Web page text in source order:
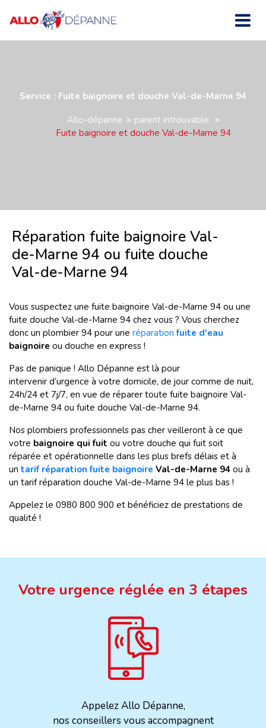
Service : Fuite baignoire et douche Val-de-Marne 94
Allo-dépanne
parent introuvable
Fuite baignoire et douche Val-de-Marne 94
Réparation fuite baignoire Val-
de-Marne 94 ou fuite douche
Val-de-Marne 94
Vous suspectez une fuite baignoire Val-de-Marne 94 ou une
fuite douche Val-de-Marne 94 chez vous ? Vous cherchez
donc un plombier 94 pour une réparation fuite d'eau
baignoire ou douche en express !
Pas de panique ! Allo Dépanne est là pour
intervenir d’urgence à votre domicile, de jour comme de nuit,
24h/24 et 7j/7, en vue de réparer toute fuite baignoire Val-
de-Marne 94 ou fuite douche Val-de-Marne 94.
Nos plombiers professionnels pas cher veilleront à ce que
votre baignoire qui fuit ou votre douche qui fuit soit
réparée et opérationnelle dans les plus brefs délais et à
un tarif réparation fuite baignoire Val-de-Marne 94 ou à
un tarif réparation douche Val-de-Marne 94 le plus bas !
Appelez le 0980 800 900 et bénéficiez de prestations de
qualité !
Votre urgence réglée en 3 étapes
Appelez Allo Dépanne,
nos conseillers vous accompagnent